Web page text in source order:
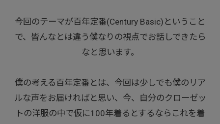
今回のテーマが百年定番(Century Basic)ということ
で、皆んなとは違う僕なりの視点でお話しできたら
なと思います。
僕の考える百年定番とは、今回は少しでも僕のリア
ルな声をお届ければと思い、今、自分のクローゼッ
トの洋服の中で仮に100年着るとするならこれを着